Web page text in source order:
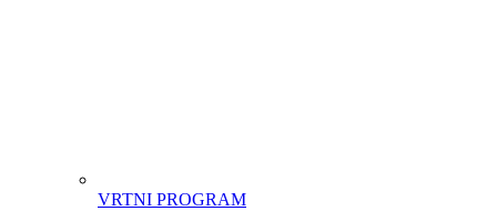
VRTNI PROGRAM